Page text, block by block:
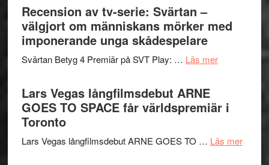
och
en
i
valet
synas
kan
Recension av tv-serie: Svärtan –
välgjort om människans mörker med
imponerande unga skådespelare
Svärtan Betyg 4 Premiär på SVT Play: … Läs merom
tv-
serie:
–
Lars Vegas långfilmsdebut ARNE
GOES TO SPACE får världspremiär i
Toronto
Lars Vegas långfilmsdebut ARNE GOES TO … Läs merom